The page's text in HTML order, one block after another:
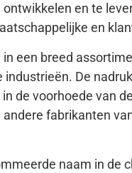
en te
en
een breed
De
de voorhoede van
fabrikanten
naam in